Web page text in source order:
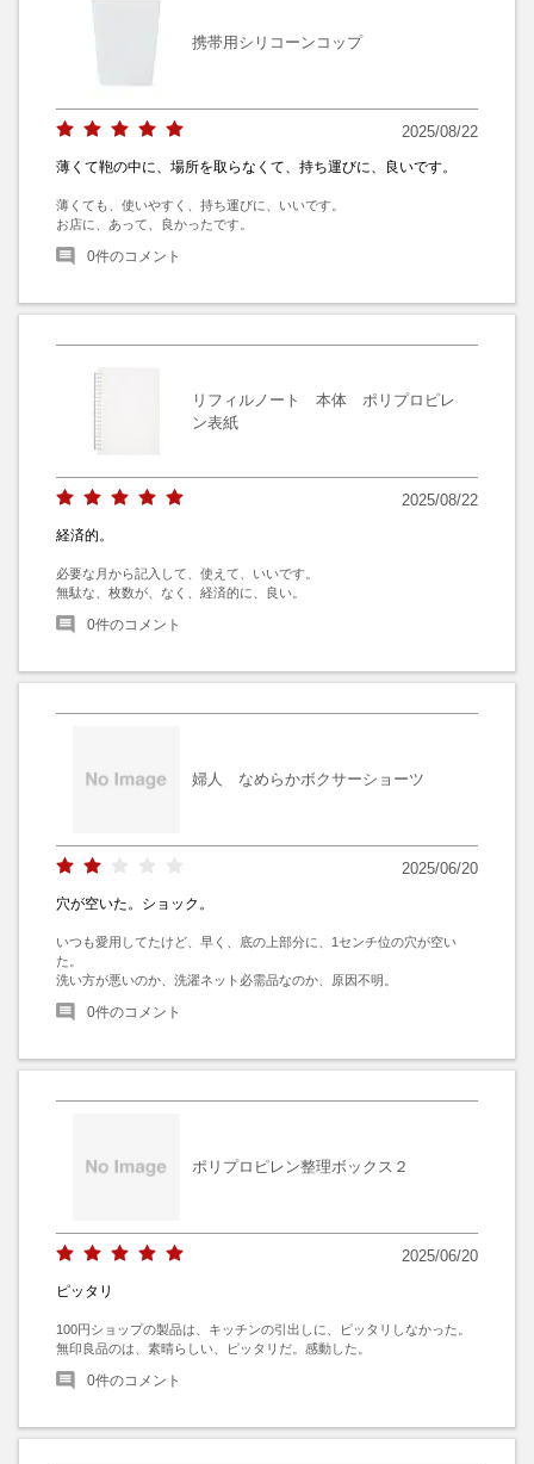
携帯用シリコーンコップ
2025/08/22
薄くて鞄の中に、場所を取らなくて、持ち運びに、良いです。
薄くても、使いやすく、持ち運びに、いいです。
お店に、あって、良かったです。
0件のコメント
リフィルノート 本体 ポリプロピレ
ン表紙
2025/08/22
経済的。
必要な月から記入して、使えて、いいです。
無駄な、枚数が、なく、経済的に、良い。
0件のコメント
婦人 なめらかボクサーショーツ
2025/06/20
穴が空いた。ショック。
いつも愛用してたけど、早く、底の上部分に、1センチ位の穴が空い
た。
洗い方が悪いのか、洗濯ネット必需品なのか、原因不明。
0件のコメント
ポリプロピレン整理ボックス２
2025/06/20
ピッタリ
100円ショップの製品は、キッチンの引出しに、ピッタリしなかった。
無印良品のは、素晴らしい、ピッタリだ。感動した。
0件のコメント